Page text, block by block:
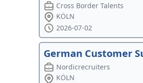
Cross Border Talents
KÖLN
2026-07-02
German Customer
Nordicrecruiters
KÖLN